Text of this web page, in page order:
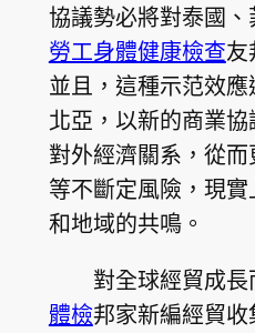
協議勢必將對泰國
勞工身體健康檢查友
並且，這種示范效
北亞，以新的商業
對外經濟關系，從而
等不斷定風險，現
和地域的共鳴。
對全球經貿成
體檢邦家新編經貿